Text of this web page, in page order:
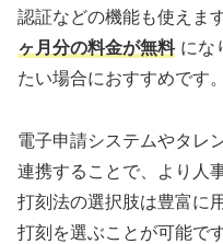
認証などの機能も使えま
ヶ月分の料金が無料にな
たい場合におすすめです。
電子申請システムやタレ
連携することで、より人
打刻法の選択肢は豊富に
打刻を選ぶことが可能です